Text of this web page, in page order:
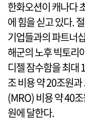
한화오션이 캐나다
에 힘을 싣고 있다.
기업들과의 파트너
해군의 노후 빅토리
디젤 잠수함을 최대
조 비용 약 20조원
(MRO) 비용 약 40
원에 달한다.